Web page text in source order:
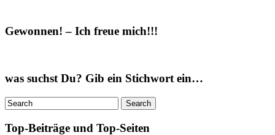
Gewonnen! – Ich freue mich!!!
was suchst Du? Gib ein Stichwort ein…
Top-Beiträge und Top-Seiten